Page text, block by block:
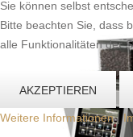
Sie können selbst
Bitte beachten Sie, dass
alle Funktionalitäten der
AKZEPTIEREN
Weitere Informationen|